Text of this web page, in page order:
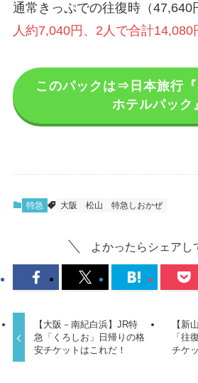
通常きっぷでの往復時（47,640
人約7,040円、2人で合計14,080
このパックは⇒日本旅行
ホテルパック
特急 大阪 松山 特急しおかぜ
よかったらシェアし
【大阪－南紀白浜】JR特
急「くろしお」日帰りの格
安チケットはこれだ！
【新
「往
チケ